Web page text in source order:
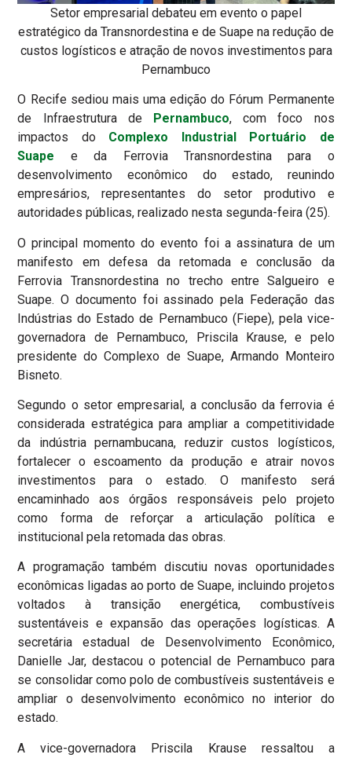
Setor empresarial debateu em evento o papel
estratégico da Transnordestina e de Suape na redução de
custos logísticos e atração de novos investimentos para
Pernambuco
O Recife sediou mais uma edição do Fórum Permanente
de Infraestrutura de Pernambuco, com foco nos
impactos do Complexo Industrial Portuário de
Suape e da Ferrovia Transnordestina para o
desenvolvimento econômico do estado, reunindo
empresários, representantes do setor produtivo e
autoridades públicas, realizado nesta segunda-feira (25).
O principal momento do evento foi a assinatura de um
manifesto em defesa da retomada e conclusão da
Ferrovia Transnordestina no trecho entre Salgueiro e
Suape. O documento foi assinado pela Federação das
Indústrias do Estado de Pernambuco (Fiepe), pela vice-
governadora de Pernambuco, Priscila Krause, e pelo
presidente do Complexo de Suape, Armando Monteiro
Bisneto.
Segundo o setor empresarial, a conclusão da ferrovia é
considerada estratégica para ampliar a competitividade
da indústria pernambucana, reduzir custos logísticos,
fortalecer o escoamento da produção e atrair novos
investimentos para o estado. O manifesto será
encaminhado aos órgãos responsáveis pelo projeto
como forma de reforçar a articulação política e
institucional pela retomada das obras.
A programação também discutiu novas oportunidades
econômicas ligadas ao porto de Suape, incluindo projetos
voltados à transição energética, combustíveis
sustentáveis e expansão das operações logísticas. A
secretária estadual de Desenvolvimento Econômico,
Danielle Jar, destacou o potencial de Pernambuco para
se consolidar como polo de combustíveis sustentáveis e
ampliar o desenvolvimento econômico no interior do
estado.
A vice-governadora Priscila Krause ressaltou a